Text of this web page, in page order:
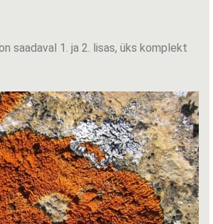
saadaval 1. ja 2. lisas, üks komplekt